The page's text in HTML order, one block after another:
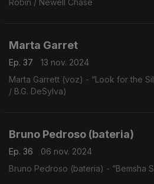
Robin / Newell Chase
Marta Garret
Ep. 37
13 nov. 2024
Marta Garrett (voz) - “Look for the
/ B.G. DeSylva)
Bruno Pedroso (bateria)
Ep. 36
06 nov. 2024
Bruno Pedroso (bateria) - “Bemsha